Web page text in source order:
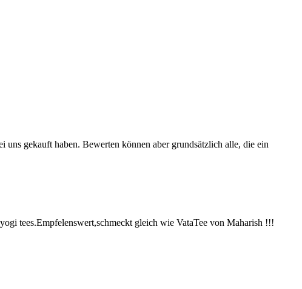
gekauft haben. Bewerten können aber grundsätzlich alle, die ein
tees.Empfelenswert,schmeckt gleich wie VataTee von Maharish !!!